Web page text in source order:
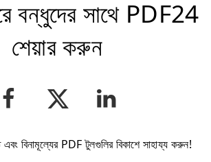
বন্ধুদের সাথে PDF24
শেয়ার করুন
বিনামূল্যের PDF টুলগুলির বিকাশে সাহায্য করুন!